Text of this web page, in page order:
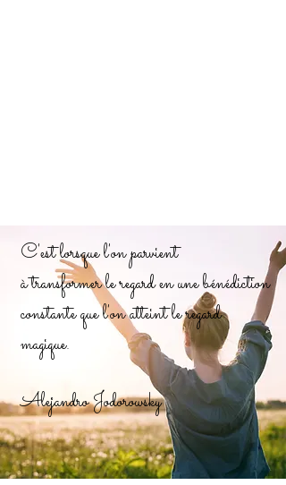
C'est lorsque l'on parvient
à transformer le regard en une bénédiction
constanteque l'on atteint le regard
magique.
Alejandro Jodorowsky